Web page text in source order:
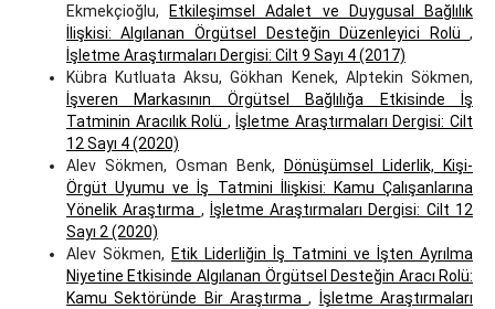
Ekmekçioğlu,
Etkileşimsel Adalet ve Duygusal Bağlılık
İlişkisi: Algılanan Örgütsel Desteğin Düzenleyici Rolü,
İşletme Araştırmaları Dergisi: Cilt 9 Sayı 4 (2017)
Kübra Kutluata Aksu, Gökhan Kenek, Alptekin Sökmen,
İşveren Markasının Örgütsel Bağlılığa Etkisinde İş
Tatminin Aracılık Rolü , İşletme Araştırmaları Dergisi: Cilt
12 Sayı 4 (2020)
Alev Sökmen, Osman Benk,
Dönüşümsel Liderlik, Kişi-
Örgüt Uyumu ve İş Tatmini İlişkisi: Kamu Çalışanlarına
Yönelik Araştırma , İşletme Araştırmaları Dergisi: Cilt 12
Sayı 2 (2020)
Alev Sökmen, Etik Liderliğin İş Tatmini ve İşten Ayrılma
Niyetine Etkisinde Algılanan Örgütsel Desteğin Aracı Rolü:
Kamu Sektöründe Bir Araştırma,
İşletme Araştırmaları